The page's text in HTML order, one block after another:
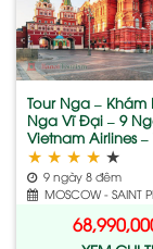
Tour Nga – Khám
Nga Vĩ Đại – 9
Vietnam Airlines –
★ ★ ★ ★ ★
9 ngày 8 đêm
MOSCOW - SAINT